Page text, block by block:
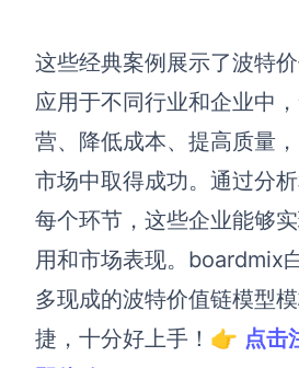
这些经典案例展示了波特
应用于不同行业和企业中
营、降低成本、提高质量
市场中取得成功。通过分
每个环节，这些企业能够
用和市场表现。boardmix
多现成的波特价值链模型
捷，十分好上手！👉 点击